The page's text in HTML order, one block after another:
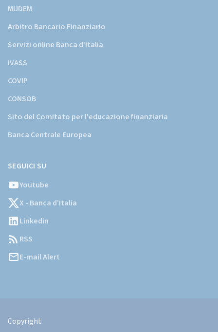
MUDEM
Arbitro Bancario Finanziario
Servizi online Banca d'Italia
IVASS
COVIP
CONSOB
Sito del Comitato per l'educazione finanziaria
Banca Centrale Europea
SEGUICI SU
Youtube
X - Banca d’Italia
Linkedin
RSS
E-mail Alert
Legali
Copyright